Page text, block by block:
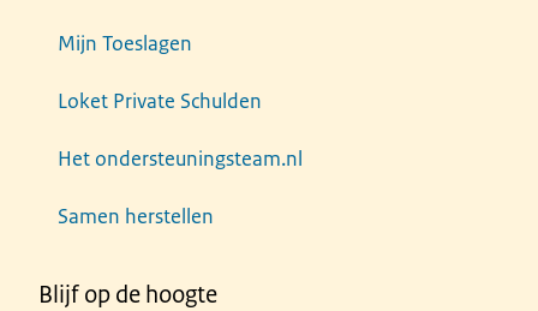
Mijn Toeslagen
Loket Private Schulden
Het ondersteuningsteam.nl
Samen herstellen
Blijf op de hoogte